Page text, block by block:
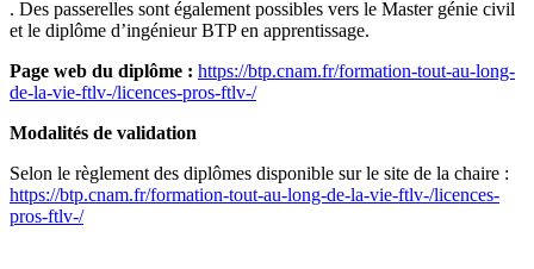
. Des passerelles sont également possibles vers le Master génie civil
et le diplôme d’ingénieur BTP en apprentissage.
Page web du diplôme : https://btp.cnam.fr/formation-tout-au-long-
de-la-vie-ftlv-/licences-pros-ftlv-/
Modalités de validation
Selon le règlement des diplômes disponible sur le site de la chaire :
https://btp.cnam.fr/formation-tout-au-long-de-la-vie-ftlv-/licences-
pros-ftlv-/